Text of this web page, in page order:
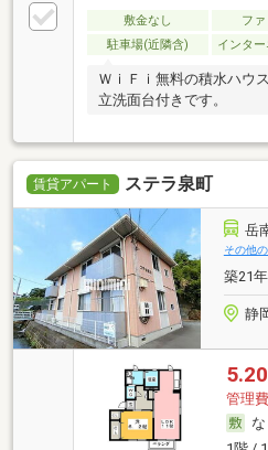
敷金なし フ
駐車場(近隣含)
インタ
ＷｉＦｉ無料の積水ハウ
立洗面台付きです。
賃貸アパート ステラ泉町
岳
その他
築21
静
5.20
管理
な